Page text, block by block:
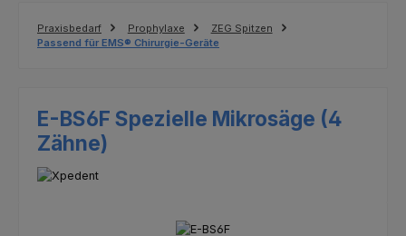
Praxisbedarf Prophylaxe
ZEG Spitzen
Passend für EMS® Chirurgie-Geräte
E-BS6F Spezielle Mikrosäge (4
Zähne)
Bildergalerie überspringen